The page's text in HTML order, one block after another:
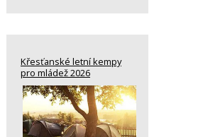
Křesťanské letní kempy
pro mládež 2026